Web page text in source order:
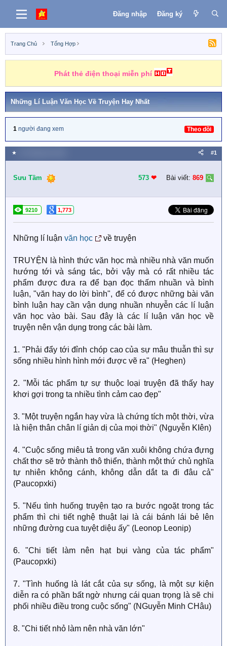
Đăng nhập Đăng ký
Trang Chủ Tổng Hợp
Phát thẻ điện thoại miễn phí
Những Lí Luận Văn Học Về Truyện Hay Nhất
1 người đang xem Theo dõi
★ #1
Sưu Tầm 573 ❤︎ Bài viết: 869
9210 1,773
Những lí luận văn học về truyện
TRUYỆN là hình thức văn học mà nhiều nhà văn muốn
hướng tới và sáng tác, bởi vậy mà có rất nhiều tác
phẩm được đưa ra để bạn đọc thấm nhuần và bình
luận, "văn hay do lời bình", để có được những bài văn
bình luận hay cần vận dụng nhuần nhuyễn các lí luận
văn học vào bài. Sau đây là các lí luận văn học về
truyện nên vận dụng trong các bài làm.
1. "Phải đẩy tới đỉnh chóp cao của sự mâu thuẫn thì sự
sống nhiều hình hình mới được vẽ ra" (Heghen)
2. "Mỗi tác phẩm tự sự thuộc loại truyện đã thấy hay
khơi gợi trong ta nhiều tình cảm cao đẹp"
3. "Một truyện ngắn hay vừa là chứng tích một thời, vừa
là hiện thân chân lí giản dị của mọi thời" (Nguyễn KIên)
4. "Cuộc sống miêu tả trong văn xuôi không chứa đựng
chất thơ sẽ trở thành thô thiển, thành một thứ chủ nghĩa
tự nhiên không cánh, không dẫn dắt ta đi đâu cả"
(Paucopxki)
5. "Nếu tình huống truyện tạo ra bước ngoặt trong tác
phẩm thì chi tiết nghệ thuật lại là cái bánh lái bẻ lên
những đường cua tuyệt diệu ấy" (Leonop Leonip)
6. "Chi tiết làm nên hạt bụi vàng của tác phẩm"
(Paucopxki)
7. "Tình huống là lát cắt của sự sống, là một sự kiện
diễn ra có phần bất ngờ nhưng cái quan trọng là sẽ chi
phối nhiều điều trong cuộc sống" (NGuyễn Minh CHâu)
8. "Chi tiết nhỏ làm nên nhà văn lớn"